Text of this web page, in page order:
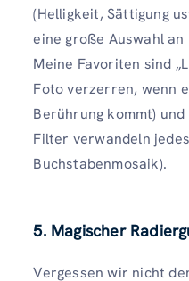
(Helligkeit, Sättigung
eine große Auswahl
Meine Favoriten sind
Foto verzerren, wenn
Berührung kommt)
Filter verwandeln
Buchstabenmosaik).
5. Magischer
Vergessen wir nicht